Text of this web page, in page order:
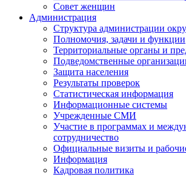
Совет женщин
Администрация
Структура администрации
Полномочия, задачи и функции
Территориальные органы и
Подведомственные
Защита населения
Результаты проверок
Статистическая информация
Информационные системы
Учрежденные СМИ
Участие в программах и
сотрудничество
Официальные визиты и
Информация
Кадровая политика